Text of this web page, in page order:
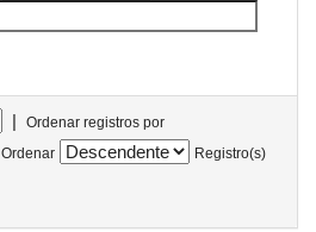
|
Ordenar registros por
Ordenar
Registro(s)